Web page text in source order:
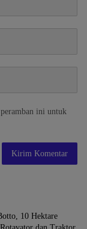
ini untuk
10 Hektare